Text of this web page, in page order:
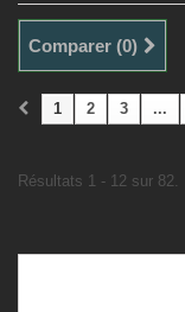
Comparer (0)
1 2 3 ...
Résultats 1 - 12 sur 82.